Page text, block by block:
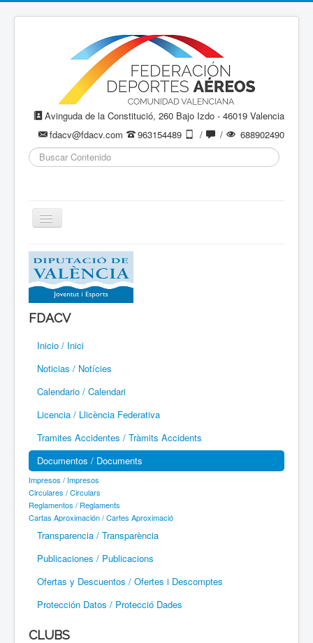
Avinguda de la Constitució, 260 Bajo Izdo - 46019 Valencia
fdacv@fdacv.com
963154489 / /
688902490
Buscar...
Cambiar
navegación
Aeromodelismo / Aeromodelisme
Ala Delta
Paracaidismo / Paracaigudisme
Parapente / Parapent
Ultraligeros / Ultralleugers
Vuelo Con Motor / Vol Amb Motor
FDACV
Inicio / Inici
Noticias / Notícies
Calendario / Calendari
Licencia / Llicència Federativa
Tramites Accidentes / Tràmits Accidents
Documentos / Documents
Impresos / Impresos
Circulares / Circulars
Reglamentos / Reglaments
Cartas Aproximación / Cartes Aproximació
Transparencia / Transparència
Publicaciones / Publicacions
Ofertas y Descuentos / Ofertes i Descomptes
Protección Datos / Protecció Dades
CLUBS